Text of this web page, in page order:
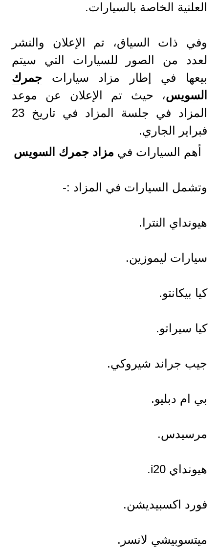
العلنية الخاصة بالسيارات.
وفي ذات السياق، تم الإعلان والنشر
لعدد من الصور للسيارات التي سيتم
بيعها في إطار مزاد سيارات جمرك
السويس، حيث تم الإعلان عن موعد
المزاد في جلسة المزاد في تاريخ 23
فبراير الجاري.
أهم السيارات في مزاد جمرك السويس
وتشمل السيارات في المزاد :-
هيونداي النترا.
سيارات ليموزين.
كيا بيكانتو.
كيا سيراتو.
جيب جراند شيروكي.
بي ام دبليو.
مرسيدس.
هيونداي i20.
فورد اكسبيديشن.
ميتسوبيشي لانسر.